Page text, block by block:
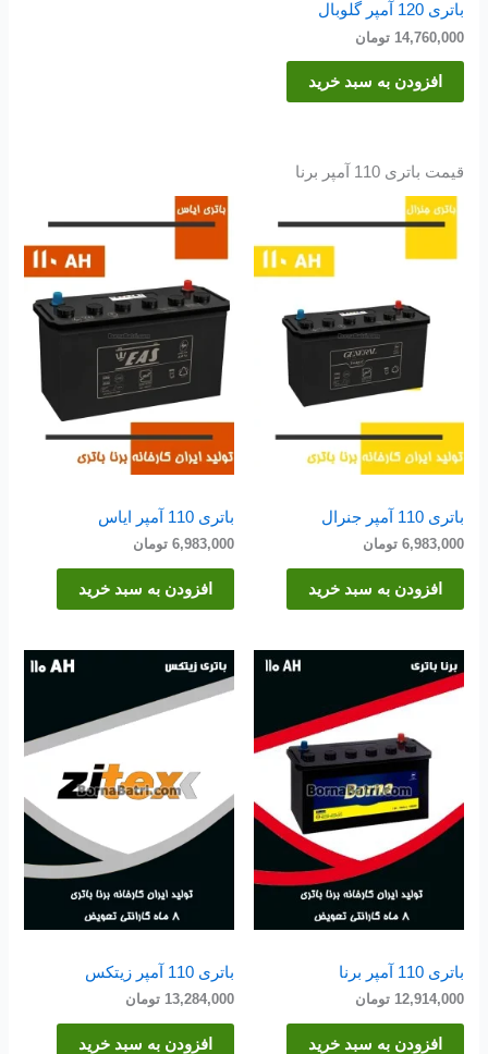
باتری 120 آمپر گلوبال
14,760,000 تومان
افزودن به سبد خرید
قیمت باتری 110 آمپر برنا
باتری 110 آمپر جنرال
6,983,000 تومان
افزودن به سبد خرید
باتری 110 آمپر ایاس
6,983,000 تومان
افزودن به سبد خرید
باتری 110 آمپر برنا
12,914,000 تومان
افزودن به سبد خرید
باتری 110 آمپر زیتکس
13,284,000 تومان
افزودن به سبد خرید